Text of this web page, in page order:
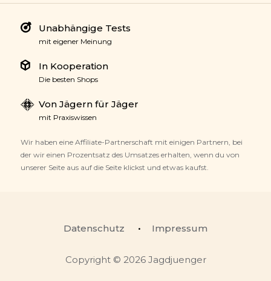
Unabhängige Tests
mit eigener Meinung
In Kooperation
Die besten Shops
Von Jägern für Jäger
mit Praxiswissen
Wir haben eine Affiliate-Partnerschaft mit einigen Partnern, bei
der wir einen Prozentsatz des Umsatzes erhalten, wenn du von
unserer Seite aus auf die Seite klickst und etwas kaufst.
Copyright © 2026 Jagdjuenger
Datenschutz Impressum